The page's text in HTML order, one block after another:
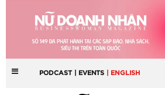
PODCAST | EVENTS | ENGLISH